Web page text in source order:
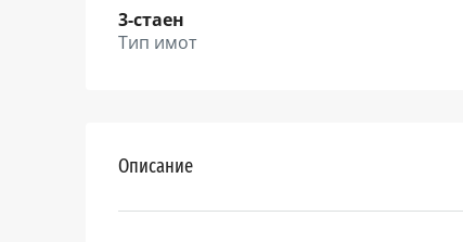
3-стаен
Тип имот
Описание